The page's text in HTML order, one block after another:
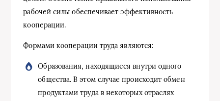
рабочей силы обеспечивает эффективность
кооперации.
Формами кооперации труда являются:
Образования, находящиеся внутри одного
общества. В этом случае происходит обмен
продуктами труда в некоторых отраслях